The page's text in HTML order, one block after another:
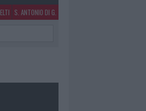
S. ANTONIO DI G.